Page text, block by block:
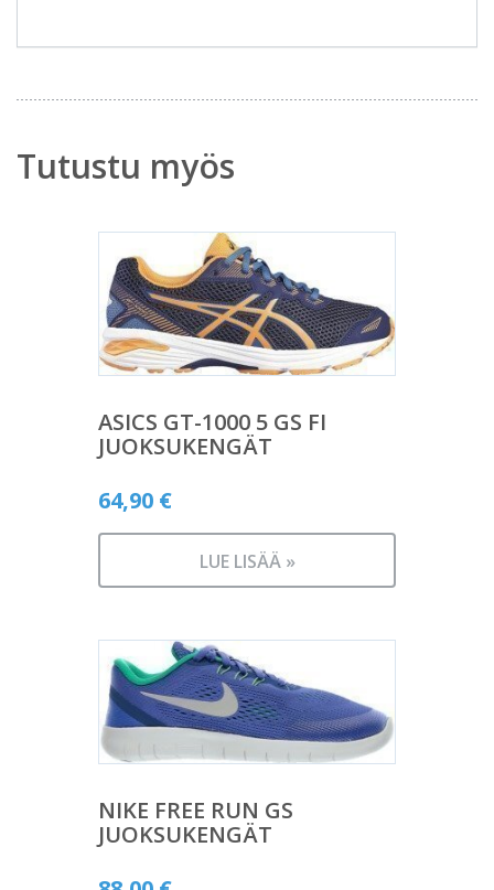
Tutustu myös
ASICS GT-1000 5 GS FI
JUOKSUKENGÄT
64,90 €
LUE LISÄÄ »
NIKE FREE RUN GS
JUOKSUKENGÄT